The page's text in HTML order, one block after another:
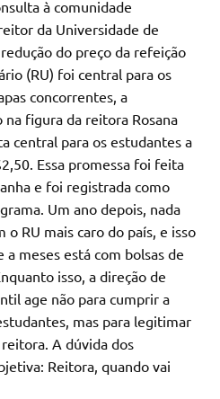
à comunidade
da Universidade de
do preço da refeição
(RU) foi central para os
concorrentes, a
figura da reitora Rosana
central para os estudantes a
Essa promessa foi feita
e foi registrada como
Um ano depois, nada
RU mais caro do país, e isso
meses está com bolsas de
isso, a direção de
age não para cumprir a
mas para legitimar
A dúvida dos
Reitora, quando vai